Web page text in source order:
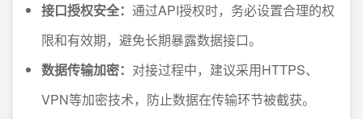
接口授权安全： 通过API授权时，务必设置合理的权
限和有效期，避免长期暴露数据接口。
数据传输加密： 对接过程中，建议采用HTTPS、
VPN等加密技术，防止数据在传输环节被截获。